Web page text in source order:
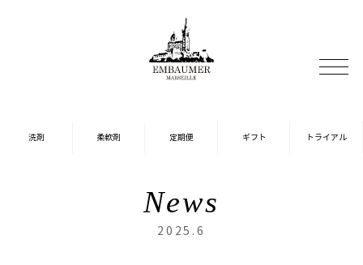
News
2025.6